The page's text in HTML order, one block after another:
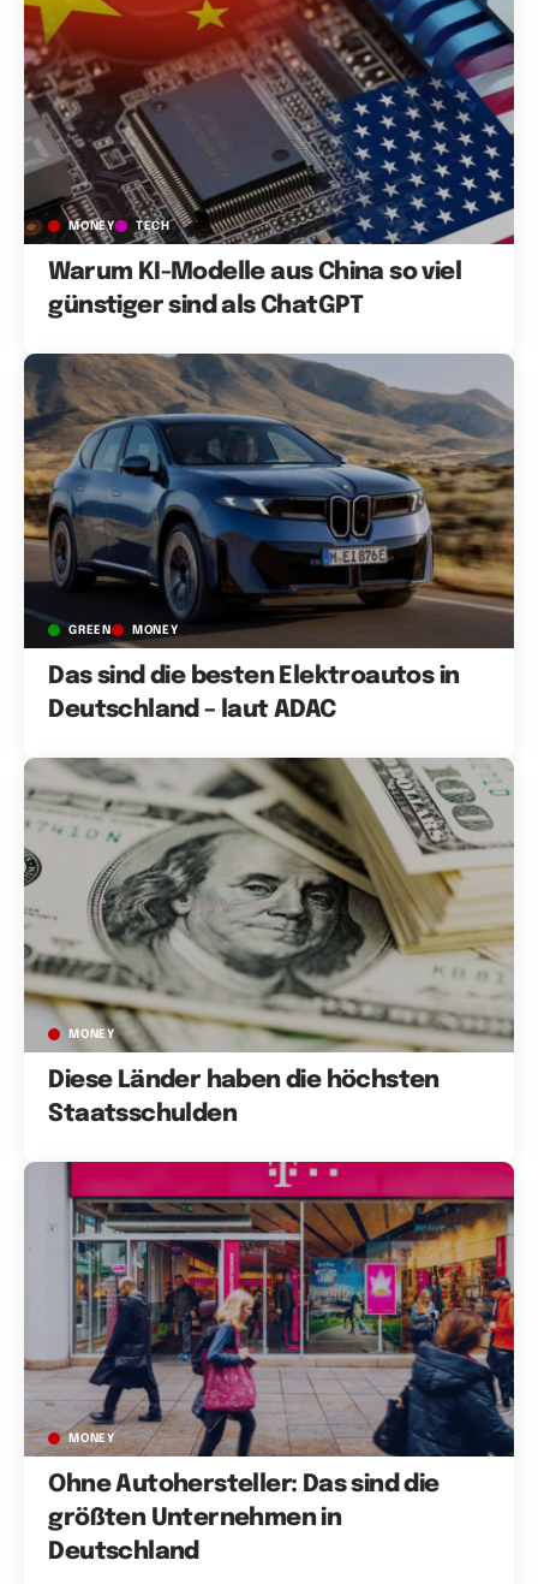
MONEY TECH
Warum KI-Modelle aus China so viel
günstiger sind als ChatGPT
GREEN MONEY
Das sind die besten Elektroautos in
Deutschland – laut ADAC
MONEY
Diese Länder haben die höchsten
Staatsschulden
MONEY
Ohne Autohersteller: Das sind die
größten Unternehmen in
Deutschland